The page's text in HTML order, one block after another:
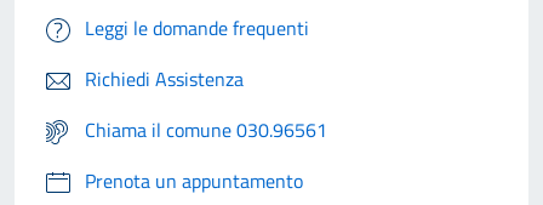
Leggi le domande frequenti
Richiedi Assistenza
Chiama il comune 030.96561
Prenota un appuntamento